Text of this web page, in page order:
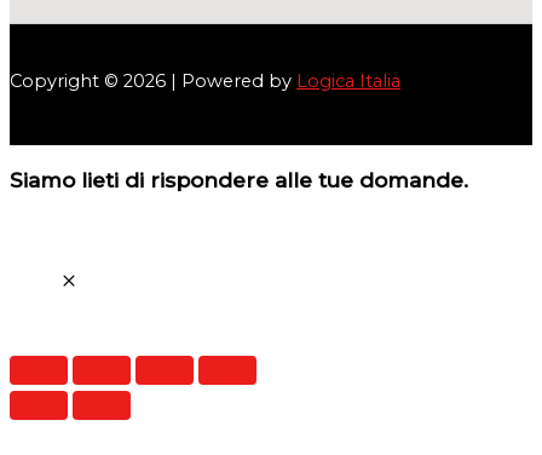
Copyright © 2026 | Powered by Logica Italia
Siamo lieti di rispondere alle tue domande.